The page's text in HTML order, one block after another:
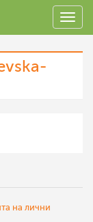
на лични